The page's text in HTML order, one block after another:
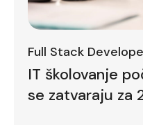
Full Stack
IT školovanje
se zatvaraju za